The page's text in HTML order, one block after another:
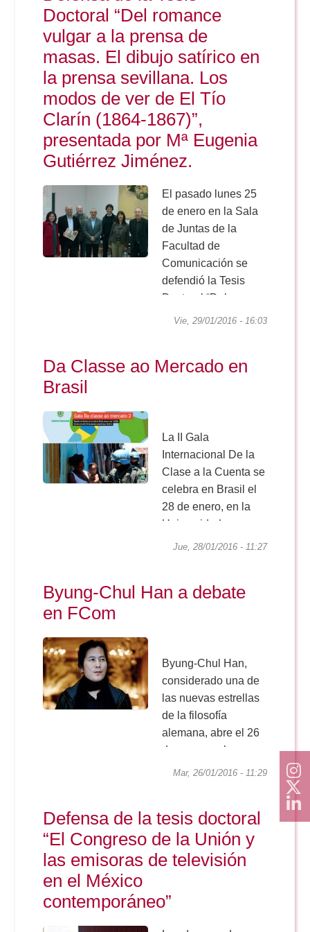
Comunicación Audiovisual
Doble Grado PER/CAV
#YoPractico
Boletines
Doctoral “Del romance
vulgar a la prensa de
masas. El dibujo satírico en
la prensa sevillana. Los
modos de ver de El Tío
Clarín (1864-1867)”,
presentada por Mª Eugenia
Gutiérrez Jiménez.
El pasado lunes 25
de enero en la Sala
de Juntas de la
Facultad de
Comunicación se
defendió la Tesis
Doctoral “Del
romance vulgar a la
prensa sevillana. Los
dentro del Programa
de...
Vie, 29/01/2016 - 16:03
Da Classe ao Mercado en
Brasil
La II Gala
Internacional De la
Clase a la Cuenta se
celebra en Brasil el
28 de enero, en la
Universidade
Estadual Paulista de
Roberto Duailibi, uno
sesión, en la que las
distintas...
Jue, 28/01/2016 - 11:27
Byung-Chul Han a debate
en FCom
Byung-Chul Han,
considerado una de
las nuevas estrellas
de la filosofía
alemana, abre el 26
de enero en la
Facultad de
Sevilla el programa
de Lecturas
Académicas de
las 19 horas en la
Mar, 26/01/2016 - 11:29
Defensa de la tesis doctoral
“El Congreso de la Unión y
las emisoras de televisión
en el México
contemporáneo”